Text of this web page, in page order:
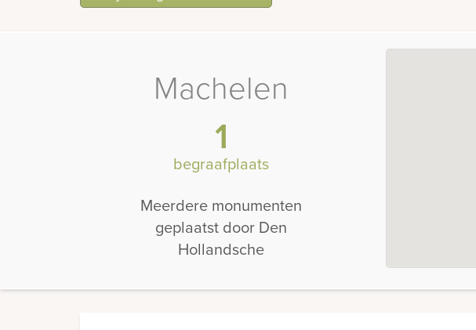
Machelen
1
begraafplaats
Meerdere monumenten
geplaatst door Den
Hollandsche